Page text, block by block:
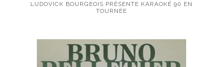
LUDOVICK BOURGEOIS PRÉSENTE KARAOKÉ 90 EN
TOURNÉE